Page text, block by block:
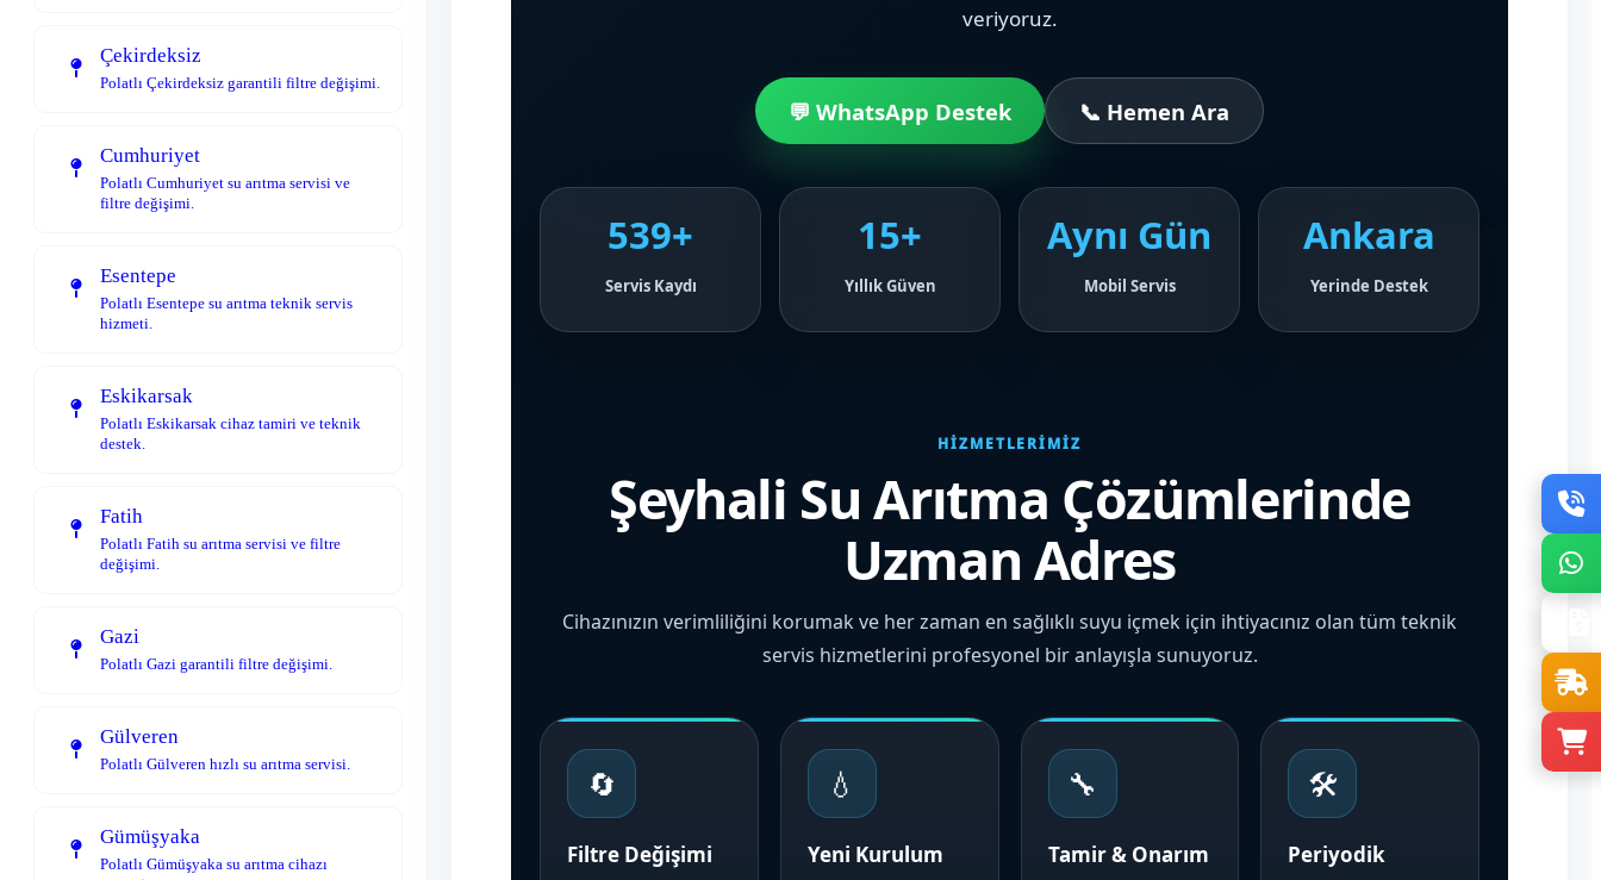
Çekirdeksiz
Polatlı Çekirdeksiz garantili filtre değişimi.
Cumhuriyet
Polatlı Cumhuriyet su arıtma servisi ve
filtre değişimi.
Esentepe
Polatlı Esentepe su arıtma teknik servis
hizmeti.
Eskikarsak
Polatlı Eskikarsak cihaz tamiri ve teknik
destek.
Fatih
Polatlı Fatih su arıtma servisi ve filtre
değişimi.
Gazi
Polatlı Gazi garantili filtre değişimi.
Gülveren
Polatlı Gülveren hızlı su arıtma servisi.
Gümüşyaka
Polatlı Gümüşyaka su arıtma cihazı
veriyoruz.
💬 WhatsApp Destek 📞 Hemen Ara
539+
Servis Kaydı
15+
Yıllık Güven
Aynı Gün
Mobil Servis
Ankara
Yerinde Destek
HIZMETLERIMIZ
Şeyhali Su Arıtma Çözümlerinde
Uzman Adres
Cihazınızın verimliliğini korumak ve her zaman en sağlıklı suyu içmek için ihtiyacınız olan tüm teknik
servis hizmetlerini profesyonel bir anlayışla sunuyoruz.
🔄
Filtre Değişimi
💧
Yeni Kurulum
🔧
Tamir & Onarım
🛠️
Periyodik